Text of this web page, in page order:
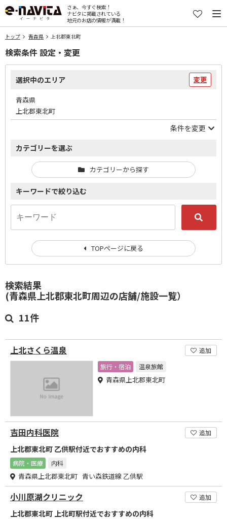
さぁ、今すぐ検索！
ナビタに掲載されている
地元のお店の情報が満載！
トップ 青森県 上北郡東北町
検索結果
(青森県上北郡東北町周辺の店舗/施設一覧）
11件
上北さくら温泉
追加
旅行・宿泊
温泉旅館
青森県上北郡東北町
吉田内科医院 追加
上北郡東北町 乙供駅付近でおすすめの内科
病院・医療 内科
青森県上北郡東北町 青い森鉄道線 乙供駅
小川原湖クリニック 追加
上北郡東北町 上北町駅付近でおすすめの内科
検索条件 設定・変更
選択中のエリア 変更
青森県
上北郡東北町
条件を変更
カテゴリーを選ぶ
カテゴリーから探す
キーワードで絞り込む
TOPページに戻る